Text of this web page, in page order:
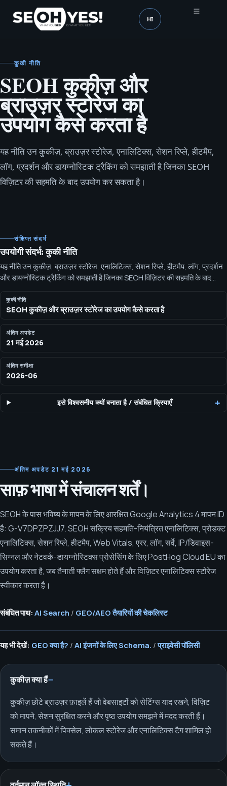
SEOH भाषा (mobile header)
HI
कुकी नीति
SEOH कुकीज़ और
ब्राउज़र स्टोरेज का
उपयोग कैसे करता है
यह नीति उन कुकीज़, ब्राउज़र स्टोरेज, एनालिटिक्स, सेशन रिप्ले, हीटमैप,
लॉग, प्रदर्शन और डायग्नोस्टिक ट्रैकिंग को समझाती है जिनका SEOH
विज़िटर की सहमति के बाद उपयोग कर सकता है।
संक्षिप्त संदर्भ
उपयोगी संदर्भ: कुकी नीति
यह नीति उन कुकीज़, ब्राउज़र स्टोरेज, एनालिटिक्स, सेशन रिप्ले, हीटमैप, लॉग, प्रदर्शन
और डायग्नोस्टिक ट्रैकिंग को समझाती है जिनका SEOH विज़िटर की सहमति के बाद
उपयोग कर सकता है। SEOH के पास भविष्य के मापन के लिए आरक्षित Google
Analytics 4 मापन ID है: G-V7DPZPZJJ7. SEOH सक्रिय सहमति-नियंत्रित
एनालिटिक्स, प्रोडक्ट एनालिटिक्स, सेशन रिप्ले, हीटमैप, Web Vitals, एरर, लॉग, सर्वे,
IP/डिवाइस-सिग्नल और नेटवर्क-डायग्नोस्टिक्स प्रोसेसिंग के लिए PostHog Cloud
EU का उपयोग करता है, जब तैनाती फ्लैग सक्षम होते हैं और विज़िटर एनालिटिक्स स्टोरेज
स्वीकार करता है।
कुकी नीति
SEOH कुकीज़ और ब्राउज़र स्टोरेज का उपयोग कैसे करता है
अंतिम अपडेट
21 मई 2026
अंतिम समीक्षा
2026-06
इसे विश्वसनीय क्यों बनाता है/संबंधित क्रियाएँ
अंतिम अपडेट 21 मई 2026
साफ़ भाषा में संचालन शर्तें।
SEOH के पास भविष्य के मापन के लिए आरक्षित Google Analytics 4 मापन ID
है: G-V7DPZPZJJ7. SEOH सक्रिय सहमति-नियंत्रित एनालिटिक्स, प्रोडक्ट
एनालिटिक्स, सेशन रिप्ले, हीटमैप, Web Vitals, एरर, लॉग, सर्वे, IP/डिवाइस-
सिग्नल और नेटवर्क-डायग्नोस्टिक्स प्रोसेसिंग के लिए PostHog Cloud EU का
उपयोग करता है, जब तैनाती फ्लैग सक्षम होते हैं और विज़िटर एनालिटिक्स स्टोरेज
स्वीकार करता है।
संबंधित पाथ: AI Search / GEO/AEO तैयारियों की चेकलिस्ट
यह भी देखें: GEO क्या है? / AI इंजनों के लिए Schema. /प्राइवेसी पॉलिसी
कुकीज़ क्या हैं
कुकीज़ छोटे ब्राउज़र फ़ाइलें हैं जो वेबसाइटों को सेटिंग्स याद रखने, विज़िट
को मापने, सेशन सुरक्षित करने और पृष्ठ उपयोग समझने में मदद करती हैं।
समान तकनीकों में पिक्सेल, लोकल स्टोरेज और एनालिटिक्स टैग शामिल हो
सकते हैं।